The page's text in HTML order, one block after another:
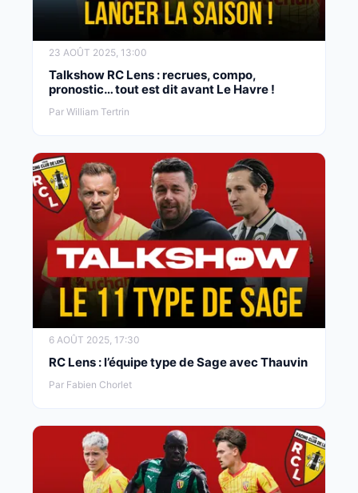
23 AOÛT 2025, 13:00
Talkshow RC Lens : recrues, compo,
pronostic… tout est dit avant Le Havre !
Par William Tertrin
6 AOÛT 2025, 17:30
RC Lens : l’équipe type de Sage avec Thauvin
Par Fabien Chorlet